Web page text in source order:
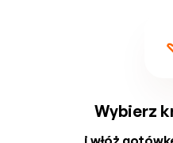
Wybierz